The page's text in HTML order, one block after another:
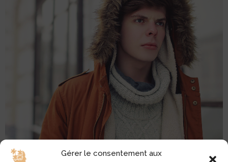
Gérer le consentement aux